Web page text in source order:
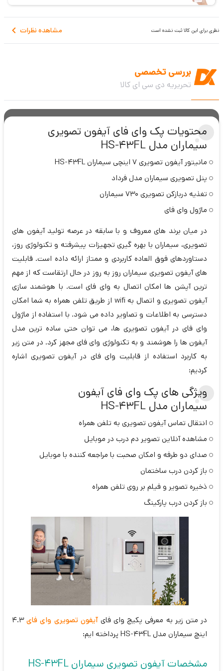
مشاهده نظرات نظری برای این کالا ثبت نشده است
بررسی تخصصی
تحریریه دی سی ای کالا
محتویات پک وای فای آیفون تصویری
سیماران مدل HS-43FL
مانیتور آیفون تصویری 7 اینچی سیماران HS-43FL
پنل تصویری سیماران مدل فرداد
تغذیه دربازکن تصویری 730 سیماران
ماژول وای فای
در میان برند های معروف و با سابقه در عرصه تولید آیفون های
تصویری، سیماران با بهره گیری تجهیزات پیشرفته و تکنولوژی روز،
دستاوردهای فوق العاده کاربردی و ممتاز ارائه داده است. قابلیت
های آیفون تصویری سیماران روز به روز در حال ارتقاست که از مهم
ترین آپشن ها امکان اتصال به وای فای است. با هوشمند سازی
آیفون تصویری و اتصال به wifi از طریق تلفن همراه به شما امکان
دسترسی به اطلاعات و تصاویر داده می شود. با استفاده از ماژول
وای فای در آیفون تصویری ها، می توان حتی ساده ترین مدل
آیفون ها را هوشمند و به تکنولوژی وای فای مجهز کرد. در متن زیر
به کاربرد استفاده از قابلیت وای فای در آیفون تصویری اشاره
کردیم:
ویژگی های پک وای فای آیفون
سیماران مدل HS-43FL
انتقال تماس آیفون تصویری به تلفن همراه
مشاهده آنلاین تصویر دم درب در موبایل
صدای دو طرفه و امکان صحبت با مراجعه کننده با موبایل
باز کردن درب ساختمان
ذخیره تصویر و فیلم بر روی تلفن همراه
باز کردن درب پارکینگ
در متن زیر به معرفی پکیج وای فایآیفون تصویری وای فای 4.3
اینچ سیماران مدل HS-43FL پرداخته ایم:
مشخصات آیفون تصویری سیماران HS-43FL